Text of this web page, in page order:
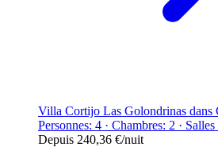
Villa Cortijo Las Golondrinas dans
Personnes: 4 · Chambres: 2 ·
Depuis 240,36 €/nuit